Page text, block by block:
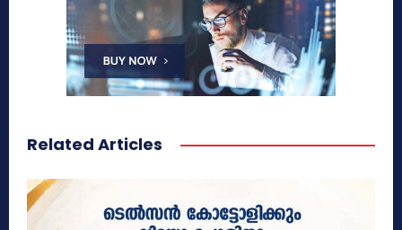
Related Articles